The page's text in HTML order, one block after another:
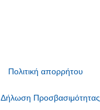
Πολιτική απορρήτου
Δήλωση Προσβασιμότητας